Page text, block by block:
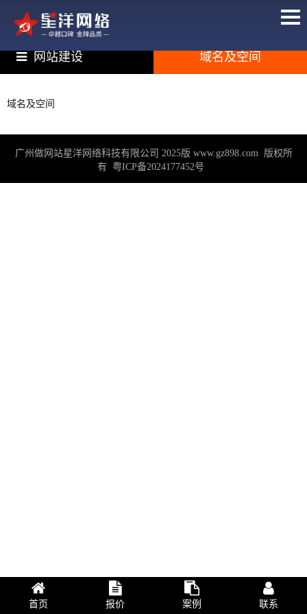
网站建设 域名及空间
域名及空间
广州做网站星洋网络科技有限公司 2025版 www.gz898.com版权所
有 粤ICP备2024177452号
首页 报价 案例 联系